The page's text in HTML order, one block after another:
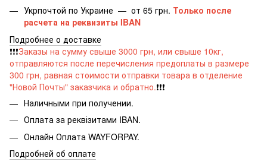
Укрпочтой по Украине — от 65 грн. Только после
расчета на реквизиты IBAN
Подробнее о доставке
❗️❗️❗️Заказы на сумму свыше 3000 грн, или свыше 10кг,
отправляются после перечисления предоплаты в размере
300 грн, равная стоимости отправки товара в отделение
"Новой Почты" заказчика и обратно.❗️❗️❗️
Наличными при получении.
Оплата за реквізитами IBAN.
Онлайн Оплата WAYFORPAY.
Подробней об оплате